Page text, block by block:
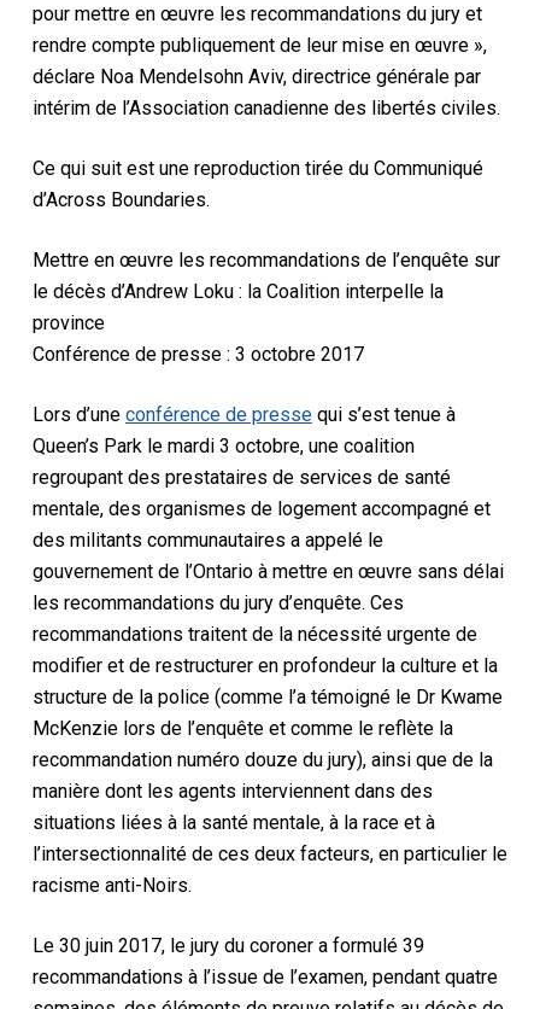
pour mettre en œuvre les recommandations du jury et
rendre compte publiquement de leur mise en œuvre »,
déclare Noa Mendelsohn Aviv, directrice générale par
intérim de l’Association canadienne des libertés civiles.
Ce qui suit est une reproduction tirée du Communiqué
d’Across Boundaries.
Mettre en œuvre les recommandations de l’enquête sur
le décès d’Andrew Loku : la Coalition interpelle la
province
Conférence de presse : 3 octobre 2017
Lors d’une conférence de pressequi s’est tenue à
Queen’s Park le mardi 3 octobre, une coalition
regroupant des prestataires de services de santé
mentale, des organismes de logement accompagné et
des militants communautaires a appelé le
gouvernement de l’Ontario à mettre en œuvre sans délai
les recommandations du jury d’enquête. Ces
recommandations traitent de la nécessité urgente de
modifier et de restructurer en profondeur la culture et la
structure de la police (comme l’a témoigné le Dr Kwame
McKenzie lors de l’enquête et comme le reflète la
recommandation numéro douze du jury), ainsi que de la
manière dont les agents interviennent dans des
situations liées à la santé mentale, à la race et à
l’intersectionnalité de ces deux facteurs, en particulier le
racisme anti-Noirs.
Le 30 juin 2017, le jury du coroner a formulé 39
recommandations à l’issue de l’examen, pendant quatre